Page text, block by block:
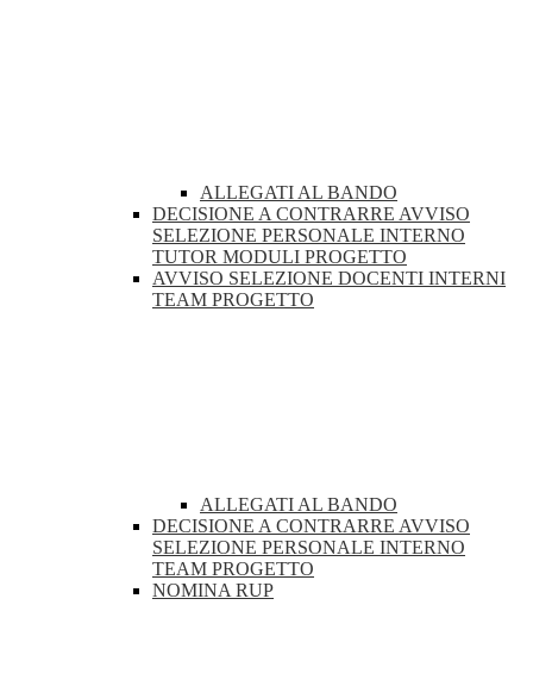
ALLEGATI AL BANDO
DECISIONE A CONTRARRE AVVISO
SELEZIONE PERSONALE INTERNO
TUTOR MODULI PROGETTO
AVVISO SELEZIONE DOCENTI INTERNI
TEAM PROGETTO
ALLEGATI AL BANDO
DECISIONE A CONTRARRE AVVISO
SELEZIONE PERSONALE INTERNO
TEAM PROGETTO
NOMINA RUP